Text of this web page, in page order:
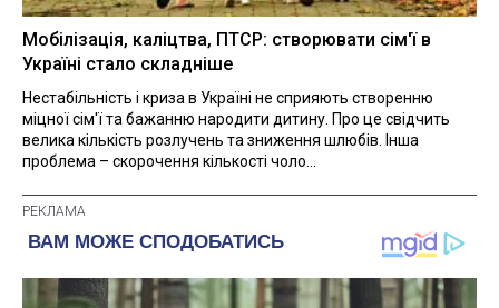
Мобілізація, каліцтва, ПТСР: створювати сім'ї в
Україні стало складніше
Нестабільність і криза в Україні не сприяють створенню
міцної сім'ї та бажанню народити дитину. Про це свідчить
велика кількість розлучень та зниження шлюбів. Інша
проблема – скорочення кількості чоло...